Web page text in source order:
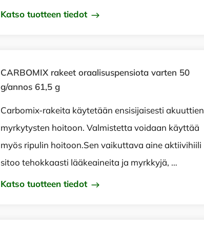
Katso tuotteen tiedot
CARBOMIX rakeet oraalisuspensiota varten 50
g/annos 61,5 g
Carbomix-rakeita käytetään ensisijaisesti akuuttien
myrkytysten hoitoon. Valmistetta voidaan käyttää
myös ripulin hoitoon.Sen vaikuttava aine aktiivihiili
sitoo tehokkaasti lääkeaineita ja myrkkyjä, …
Katso tuotteen tiedot